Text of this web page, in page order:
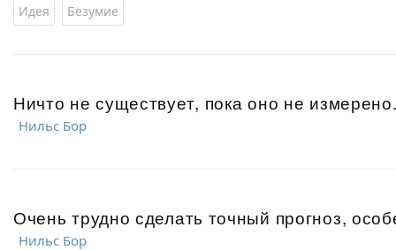
Идея Безумие
Ничто не существует, пока оно не
Нильс Бор
Очень трудно сделать точный прогноз,
Нильс Бор